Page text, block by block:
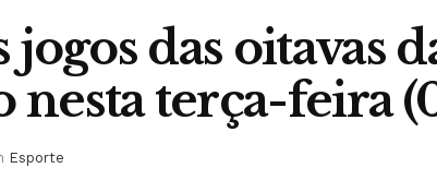
das oitavas
terça-feira
Esporte